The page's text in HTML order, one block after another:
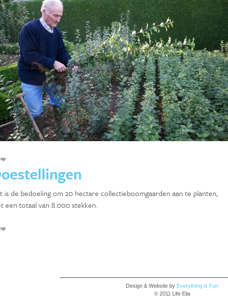
is de bedoeling om 20 hectare collectieboomgaarden aan te planten,
een totaal van 8.000 stekken.
Design & Website by Everything is Fun
© 2011 Life Elia